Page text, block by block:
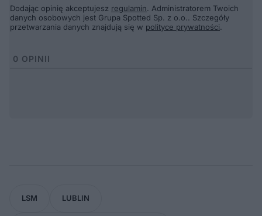
Dodając opinię akceptujesz regulamin. Administratorem Twoich
danych osobowych jest Grupa Spotted Sp. z o.o.. Szczegóły
przetwarzania danych znajdują się w polityce prywatności.
0 OPINII
LSM LUBLIN